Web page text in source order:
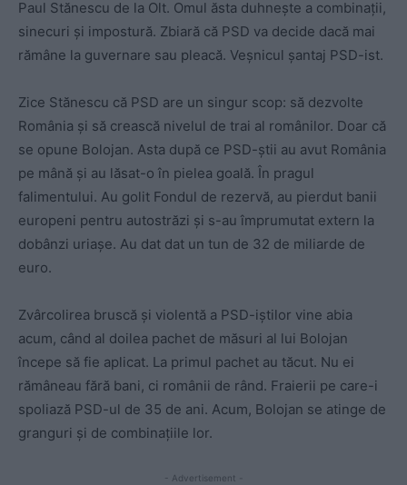
Paul Stănescu de la Olt. Omul ăsta duhnește a combinații,
sinecuri și impostură. Zbiară că PSD va decide dacă mai
rămâne la guvernare sau pleacă. Veșnicul șantaj PSD-ist.
Zice Stănescu că PSD are un singur scop: să dezvolte
România și să crească nivelul de trai al românilor. Doar că
se opune Bolojan. Asta după ce PSD-știi au avut România
pe mână și au lăsat-o în pielea goală. În pragul
falimentului. Au golit Fondul de rezervă, au pierdut banii
europeni pentru autostrăzi și s-au împrumutat extern la
dobânzi uriașe. Au dat dat un tun de 32 de miliarde de
euro.
Zvârcolirea bruscă și violentă a PSD-iștilor vine abia
acum, când al doilea pachet de măsuri al lui Bolojan
începe să fie aplicat. La primul pachet au tăcut. Nu ei
rămâneau fără bani, ci românii de rând. Fraierii pe care-i
spoliază PSD-ul de 35 de ani. Acum, Bolojan se atinge de
granguri și de combinațiile lor.
- Advertisement -